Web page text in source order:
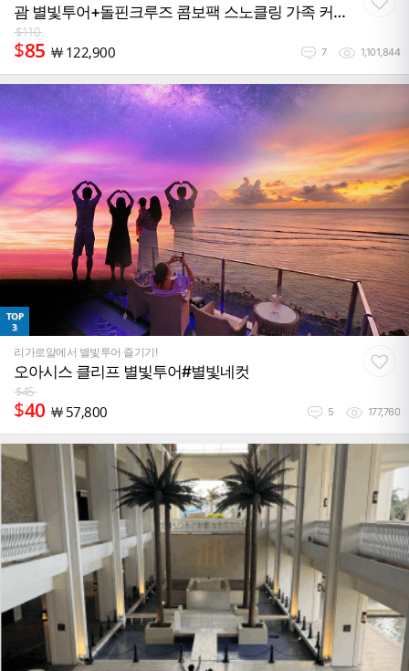
괌 별빛투어+돌핀크루즈 콤보팩 스노클링 가족 커
플 여행 필수코스
$110
$85 ￦ 122,900 7 1,101,844
TOP
3
리가로얄에서 별빛투어 즐기기!
오아시스 클리프 별빛투어#별빛네컷
$45
$40 ￦ 57,800 5 177,760